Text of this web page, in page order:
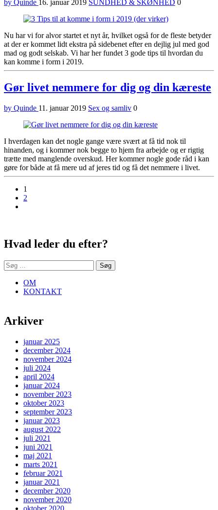
by Quinde 16. januar 2019 SUNDHED & SKØNHED 0
Nu har vi for alvor startet et nyt år, hvilket også for de fleste betyder
at der er kommet lidt ekstra på sidebenet efter en dejlig jul med god
mad og godt selskab. Vi har her fundet 3 gode tips til hvordan du
kan komme i form i 2019.
Gør livet nemmere for dig og din kæreste
by Quinde 11. januar 2019 Sex og samliv 0
I hverdagen kan det nogle gange være svært at få tid nok til
hinanden, og i kommer nok begge to hjem fra arbejde og er rigtig
trætte med manglende overskud. Her kommer nogle gode råd i kan
gøre for både at få mere ud af jeres tid og få det nemmere i livet.
1
2
Hvad leder du efter?
Søg
efter:
OM
KONTAKT
Arkiver
januar 2025
december 2024
november 2024
juli 2024
april 2024
januar 2024
november 2023
oktober 2023
september 2023
januar 2023
august 2022
juli 2021
juni 2021
maj 2021
marts 2021
februar 2021
januar 2021
december 2020
november 2020
oktober 2020